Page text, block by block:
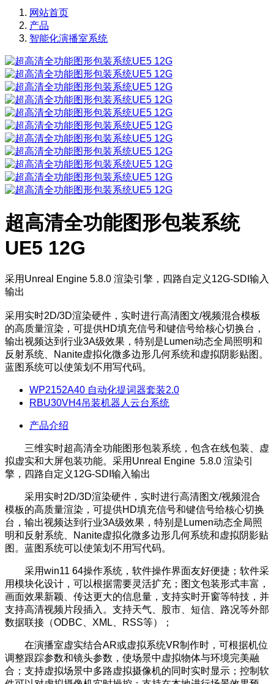
网站首页
产品
智能化演播室系统
超高清全功能图形包装系统
UE5 12G
采用Unreal Engine 5.8.0 渲染引擎，四路自定义12G-SDI输入
输出
采用实时2D/3D渲染硬件，实时进行高清图文/视频混合模板
的高质量渲染，可提供HD填充信号和键信号给核心切换台，
输出视频达到行业3A级效果，特别是Lumen动态全局照明和
反射系统、Nanite虚拟化微多边形几何系统和虚拟阴影贴图。
蓝图系统可以使策划不用写代码。
WP2152A40 自动化提词器套装2.0
RBU30VH4吊装机器人云台系统
产品介绍
三维实时超高清全功能图形包装系统，包含在线包装、虚
拟虚实和大屏包装功能。采用Unreal Engine 5.8.0 渲染引
擎，四路自定义12G-SDI输入输出
采用实时2D/3D渲染硬件，实时进行高清图文/视频混合
模板的高质量渲染，可提供HD填充信号和键信号给核心切换
台，输出视频达到行业3A级效果，特别是Lumen动态全局照
明和反射系统、Nanite虚拟化微多边形几何系统和虚拟阴影贴
图。蓝图系统可以使策划不用写代码。
采用win11 64操作系统，软件操作界面友好便捷；软件采
用模块化设计，可以根据需要灵活扩充；图文包装形式丰富，
画面效果新颖、传达更大的信息量，支持实时开窗等特技，并
支持高清视频片段插入。支持天气、股市、短信、路况等外部
数据联接（ODBC、XML、RSS等）；
在演播室虚实结合AR或虚拟系统VR制作时，可根据机位
调整跟踪参数和镜头参数，使场景中虚拟物体与环境完美融
合；支持虚拟场景中多路虚拟摄像机的同时实时显示；控制软